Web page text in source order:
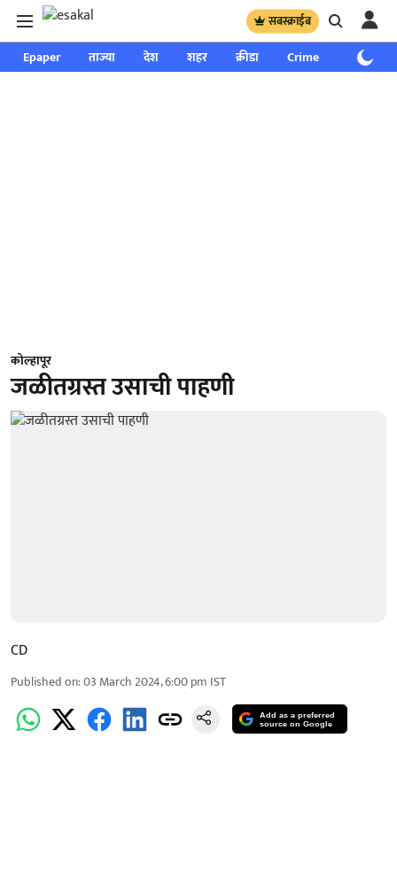
सबस्क्राईब
Epaper ताज्या देश शहर क्रीडा Crime साप्ताहिक
कोल्हापूर
जळीतग्रस्त उसाची पाहणी
CD
Published on:03 March 2024, 6:00 pm IST
Add as a preferred
source on Google